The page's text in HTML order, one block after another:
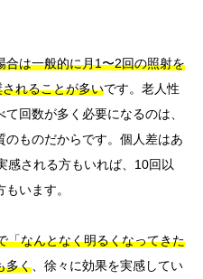
合は一般的に月1〜2回の照射を
れることが多いです。老人性
回数が多く必要になるのは、
ものだからです。個人差はあ
感される方もいれば、10回以
います。
「なんとなく明るくなってきた
多く 、徐々に効果を実感してい